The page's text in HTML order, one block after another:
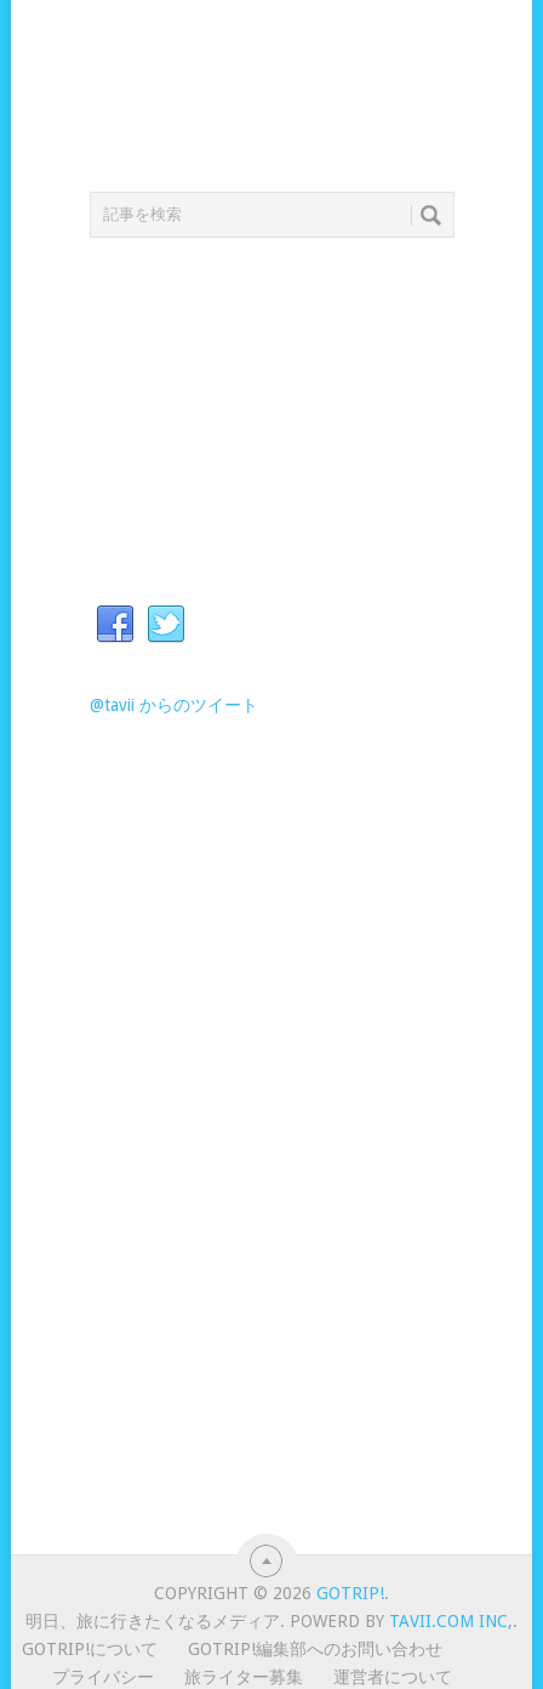
@tavii からのツイート
COPYRIGHT © 2026GOTRIP!.
明日、旅に行きたくなるメディア. POWERD BY TAVII.COM INC,.
GOTRIP!について
GOTRIP!編集部へのお問い合わせ
プライバシー
旅ライター募集 運営者について